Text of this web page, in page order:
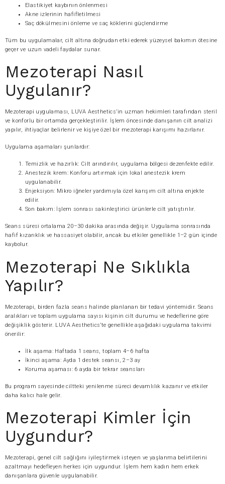
Elastikiyet kaybının önlenmesi
Akne izlerinin hafifletilmesi
Saç dökülmesini önleme ve saç köklerini güçlendirme
Tüm bu uygulamalar, cilt altına doğrudan etki ederek yüzeysel bakımın ötesine
geçer ve uzun vadeli faydalar sunar.
Mezoterapi Nasıl
Uygulanır?
Mezoterapi uygulaması, LUVA Aesthetics’in uzman hekimleri tarafından steril
ve konforlu bir ortamda gerçekleştirilir. İşlem öncesinde danışanın cilt analizi
yapılır, ihtiyaçlar belirlenir ve kişiye özel bir mezoterapi karışımı hazırlanır.
Uygulama aşamaları şunlardır:
Temizlik ve hazırlık: Cilt arındırılır, uygulama bölgesi dezenfekte edilir.
Anestezik krem: Konforu artırmak için lokal anestezik krem
uygulanabilir.
Enjeksiyon: Mikro iğneler yardımıyla özel karışım cilt altına enjekte
edilir.
Son bakım: İşlem sonrası sakinleştirici ürünlerle cilt yatıştırılır.
Seans süresi ortalama 20–30 dakika arasında değişir. Uygulama sonrasında
hafif kızarıklık ve hassasiyet olabilir, ancak bu etkiler genellikle 1–2 gün içinde
kaybolur.
Mezoterapi Ne Sıklıkla
Yapılır?
Mezoterapi, birden fazla seans halinde planlanan bir tedavi yöntemidir. Seans
aralıkları ve toplam uygulama sayısı kişinin cilt durumu ve hedeflerine göre
değişiklik gösterir. LUVA Aesthetics’te genellikle aşağıdaki uygulama takvimi
önerilir:
İlk aşama: Haftada 1 seans, toplam 4–6 hafta
İkinci aşama: Ayda 1 destek seansı, 2–3 ay
Koruma aşaması: 6 ayda bir tekrar seansları
Bu program sayesinde ciltteki yenilenme süreci devamlılık kazanır ve etkiler
daha kalıcı hale gelir.
Mezoterapi Kimler İçin
Uygundur?
Mezoterapi, genel cilt sağlığını iyileştirmek isteyen ve yaşlanma belirtilerini
azaltmayı hedefleyen herkes için uygundur. İşlem hem kadın hem erkek
danışanlara güvenle uygulanabilir.